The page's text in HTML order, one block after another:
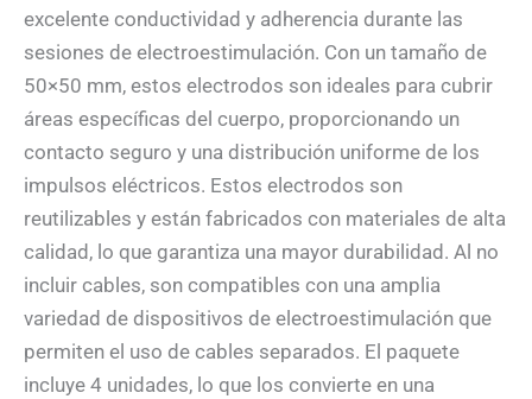
excelente conductividad y adherencia durante las
sesiones de electroestimulación. Con un tamaño de
50×50 mm, estos electrodos son ideales para cubrir
áreas específicas del cuerpo, proporcionando un
contacto seguro y una distribución uniforme de los
impulsos eléctricos. Estos electrodos son
reutilizables y están fabricados con materiales de alta
calidad, lo que garantiza una mayor durabilidad. Al no
incluir cables, son compatibles con una amplia
variedad de dispositivos de electroestimulación que
permiten el uso de cables separados. El paquete
incluye 4 unidades, lo que los convierte en una